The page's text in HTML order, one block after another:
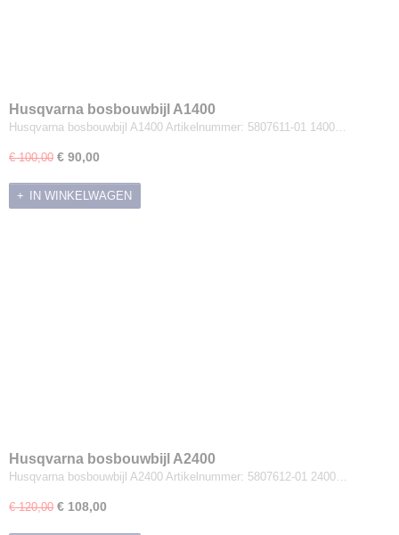
Husqvarna bosbouwbijl A1400
Husqvarna bosbouwbijl A1400 Artikelnummer: 5807611-01 1400…
€ 100,00 € 90,00
IN WINKELWAGEN
Husqvarna bosbouwbijl A2400
Husqvarna bosbouwbijl A2400 Artikelnummer: 5807612-01 2400…
€ 120,00 € 108,00